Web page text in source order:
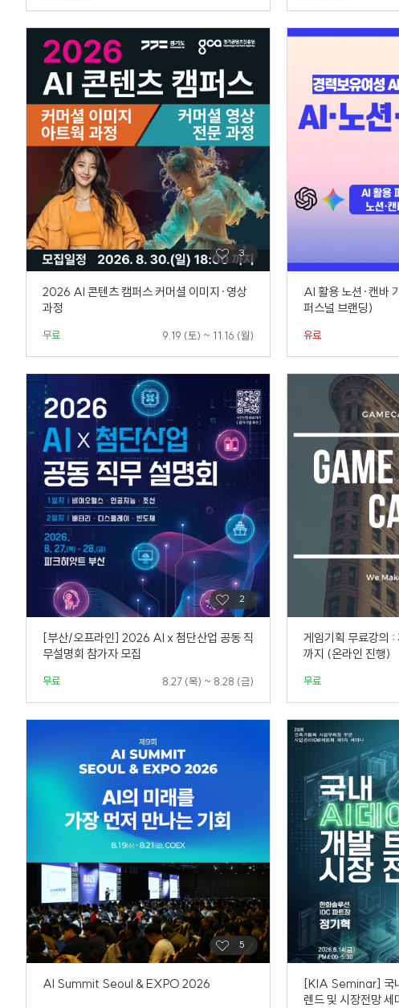
2026 AI 콘텐츠 캠퍼스 커머셜 이미지·영상
과정
무료 9.19 (토) ~ 11.16 (월)
AI 활용 노션·캔바
퍼스널 브랜딩)
유료
[부산/오프라인] 2026 AI x 첨단산업 공동 직
무설명회 참가자 모집
무료 8.27 (목) ~ 8.28 (금)
게임기획 무료강의
까지 (온라인 진행)
무료
AI Summit Seoul & EXPO 2026
[KIA Seminar] 국
렌드 및 시장전망 세